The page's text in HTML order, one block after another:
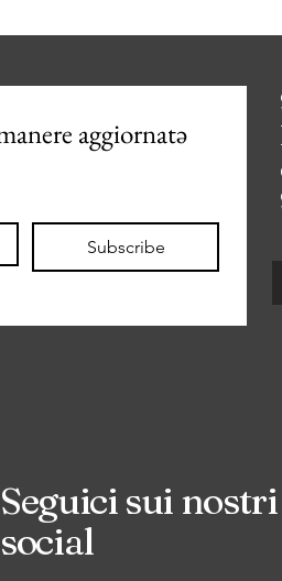
aggiornatə
Subscribe
Seguici sui nostri
social